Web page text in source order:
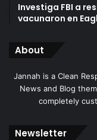
Investiga FBI a
vacunaron en
About
Jannah is a Clean
News and Blog
completely
Newsletter